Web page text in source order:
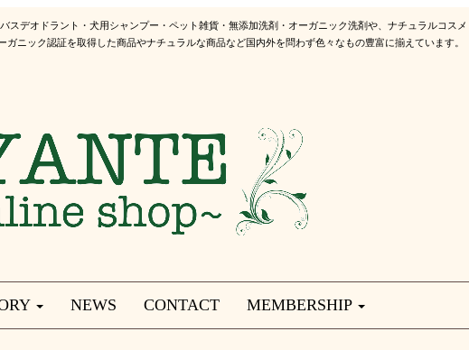
デオドラント・犬用シャンプー・ペット雑貨・無添加洗剤・オーガニック洗剤や、ナチュラルコスメ
ニック認証を取得した商品やナチュラルな商品など国内外を問わず色々なもの豊富に揃えています。
NEWS CONTACT MEMBERSHIP